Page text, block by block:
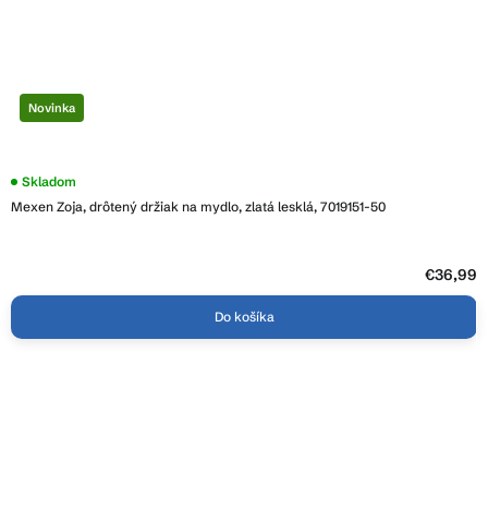
Novinka
Mexen Zoja, drôtený držiak na mydlo, zlatá lesklá, 7019151-50
Skladom
€36,99
Do košíka